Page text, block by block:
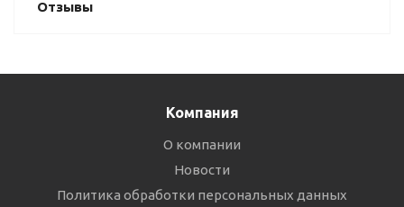
Отзывы
Компания
О компании
Новости
Политика обработки персональных данных